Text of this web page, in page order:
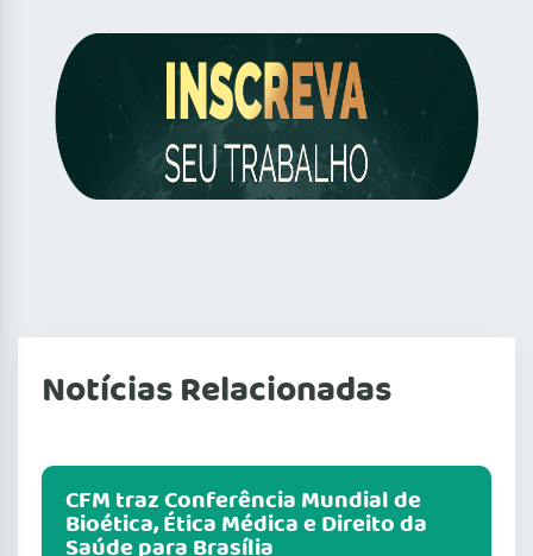
Notícias Relacionadas
CFM traz Conferência Mundial de
Bioética, Ética Médica e Direito da